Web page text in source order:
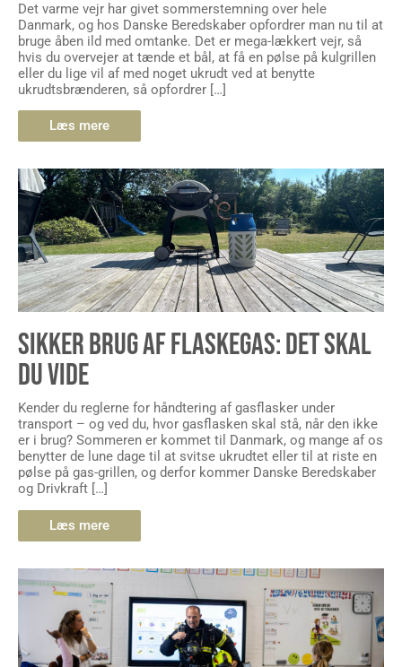
Det varme vejr har givet sommerstemning over hele
Danmark, og hos Danske Beredskaber opfordrer man nu til at
bruge åben ild med omtanke. Det er mega-lækkert vejr, så
hvis du overvejer at tænde et bål, at få en pølse på kulgrillen
eller du lige vil af med noget ukrudt ved at benytte
ukrudtsbrænderen, så opfordrer […]
Læs mere
SIKKER BRUG AF FLASKEGAS: DET SKAL
DU VIDE
Kender du reglerne for håndtering af gasflasker under
transport – og ved du, hvor gasflasken skal stå, når den ikke
er i brug? Sommeren er kommet til Danmark, og mange af os
benytter de lune dage til at svitse ukrudtet eller til at riste en
pølse på gas-grillen, og derfor kommer Danske Beredskaber
og Drivkraft […]
Læs mere